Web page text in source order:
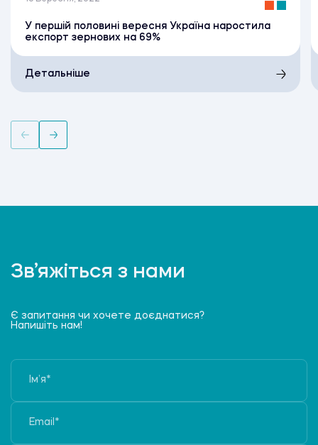
У першій половині вересня Україна наростила
експорт зернових на 69%
Детальніше
Зв’яжіться з нами
Є запитання чи хочете доєднатися?
Напишіть нам!